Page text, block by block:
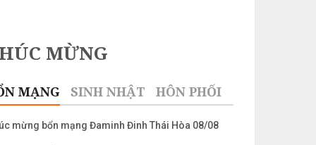
MỪNG
MẠNG SINH NHẬT HÔN PHỐI
mừng bổn mạng Đaminh Đinh Thái Hòa 08/08